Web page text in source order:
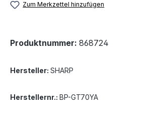
Zum Merkzettel hinzufügen
Produktnummer: 868724
Hersteller: SHARP
Herstellernr.: BP-GT70YA